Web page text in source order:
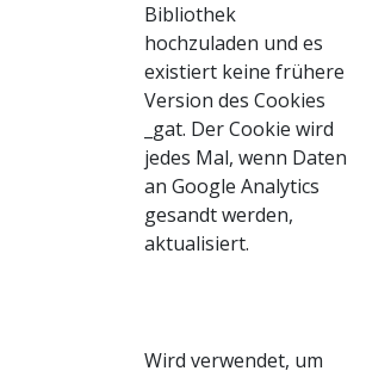
Bibliothek
hochzuladen und es
existiert keine frühere
Version des Cookies
_gat. Der Cookie wird
jedes Mal, wenn Daten
an Google Analytics
gesandt werden,
aktualisiert.
Wird verwendet, um